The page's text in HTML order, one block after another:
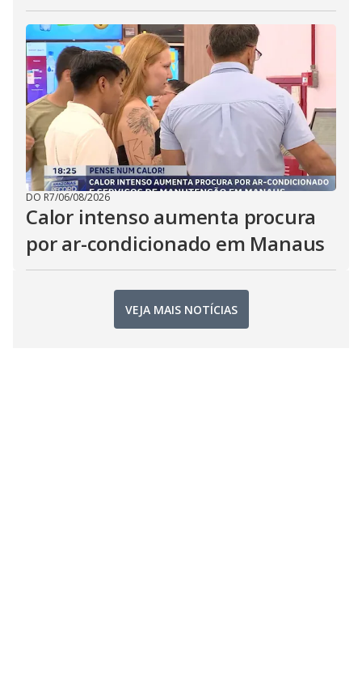
DO R7/06/08/2026
Calor intenso aumenta procura
por ar-condicionado em Manaus
VEJA MAIS NOTÍCIAS